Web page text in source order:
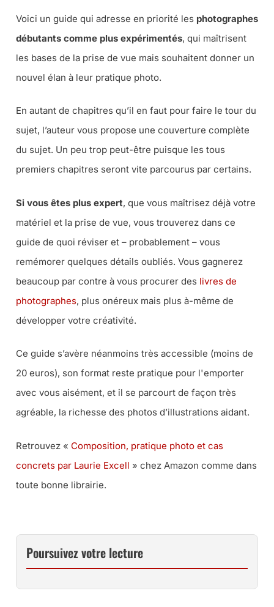
Voici un guide qui adresse en priorité les photographes
débutants comme plus expérimentés, qui maîtrisent
les bases de la prise de vue mais souhaitent donner un
nouvel élan à leur pratique photo.
En autant de chapitres qu’il en faut pour faire le tour du
sujet, l’auteur vous propose une couverture complète
du sujet. Un peu trop peut-être puisque les tous
premiers chapitres seront vite parcourus par certains.
Si vous êtes plus expert, que vous maîtrisez déjà votre
matériel et la prise de vue, vous trouverez dans ce
guide de quoi réviser et – probablement – vous
remémorer quelques détails oubliés. Vous gagnerez
beaucoup par contre à vous procurer des livres de
photographes, plus onéreux mais plus à-même de
développer votre créativité.
Ce guide s’avère néanmoins très accessible (moins de
20 euros), son format reste pratique pour l'emporter
avec vous aisément, et il se parcourt de façon très
agréable, la richesse des photos d’illustrations aidant.
Retrouvez « Composition, pratique photo et cas
concrets par Laurie Excell » chez Amazon comme dans
toute bonne librairie.
Poursuivez votre lecture